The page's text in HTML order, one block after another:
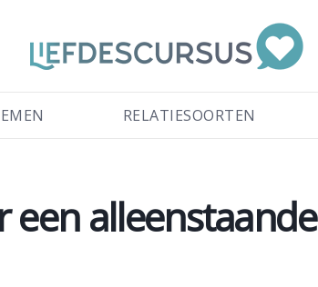
RELATIESOORTEN
een alleenstaande